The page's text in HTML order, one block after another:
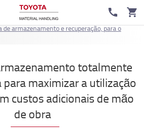
de armazenamento e recuperação, para o
totalmente
maximizar a utilização
custos adicionais de mão
de obra